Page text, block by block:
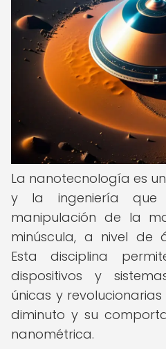
La nanotecnología es
y la ingeniería
manipulación de la
minúscula, a nivel de
Esta disciplina
dispositivos y
únicas y
diminuto y su
nanométrica.